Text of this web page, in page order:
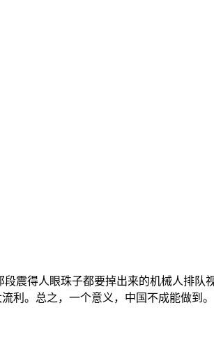
震得人眼珠子都要掉出来的机械人排队
利。总之，一个意义，中国不成能做到。